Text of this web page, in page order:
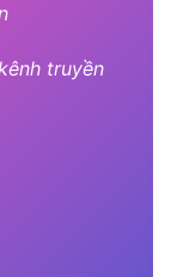
truyền